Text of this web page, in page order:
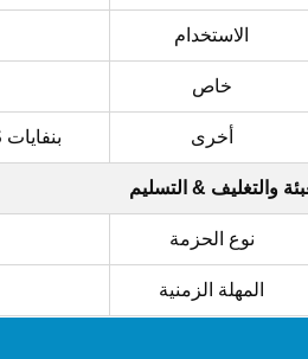
الاستخدام
خاص
IATF16949 ISO14001 SGS بنفايات أخرى
والتغليف & التسليم
نوع الحزمة
المهلة الزمنية